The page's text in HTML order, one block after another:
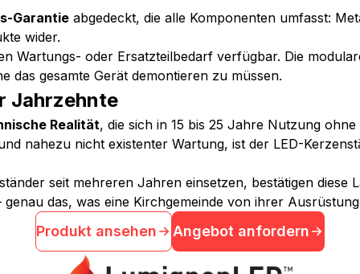
Garantie abgedeckt, die alle Komponenten umfasst:
wider.
Wartungs- oder Ersatzteilbedarf verfügbar. Die
das gesamte Gerät demontieren zu müssen.
Jahrzehnte
Realität, die sich in 15 bis 25 Jahre Nutzung
nahezu nicht existenter Wartung, ist der LED-
seit mehreren Jahren einsetzen, bestätigen
das, was eine Kirchgemeinde von ihrer
Produkt ansehen Angebot anfordern